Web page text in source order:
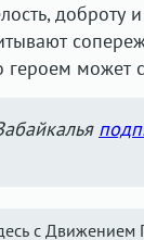
героем может
с Движением